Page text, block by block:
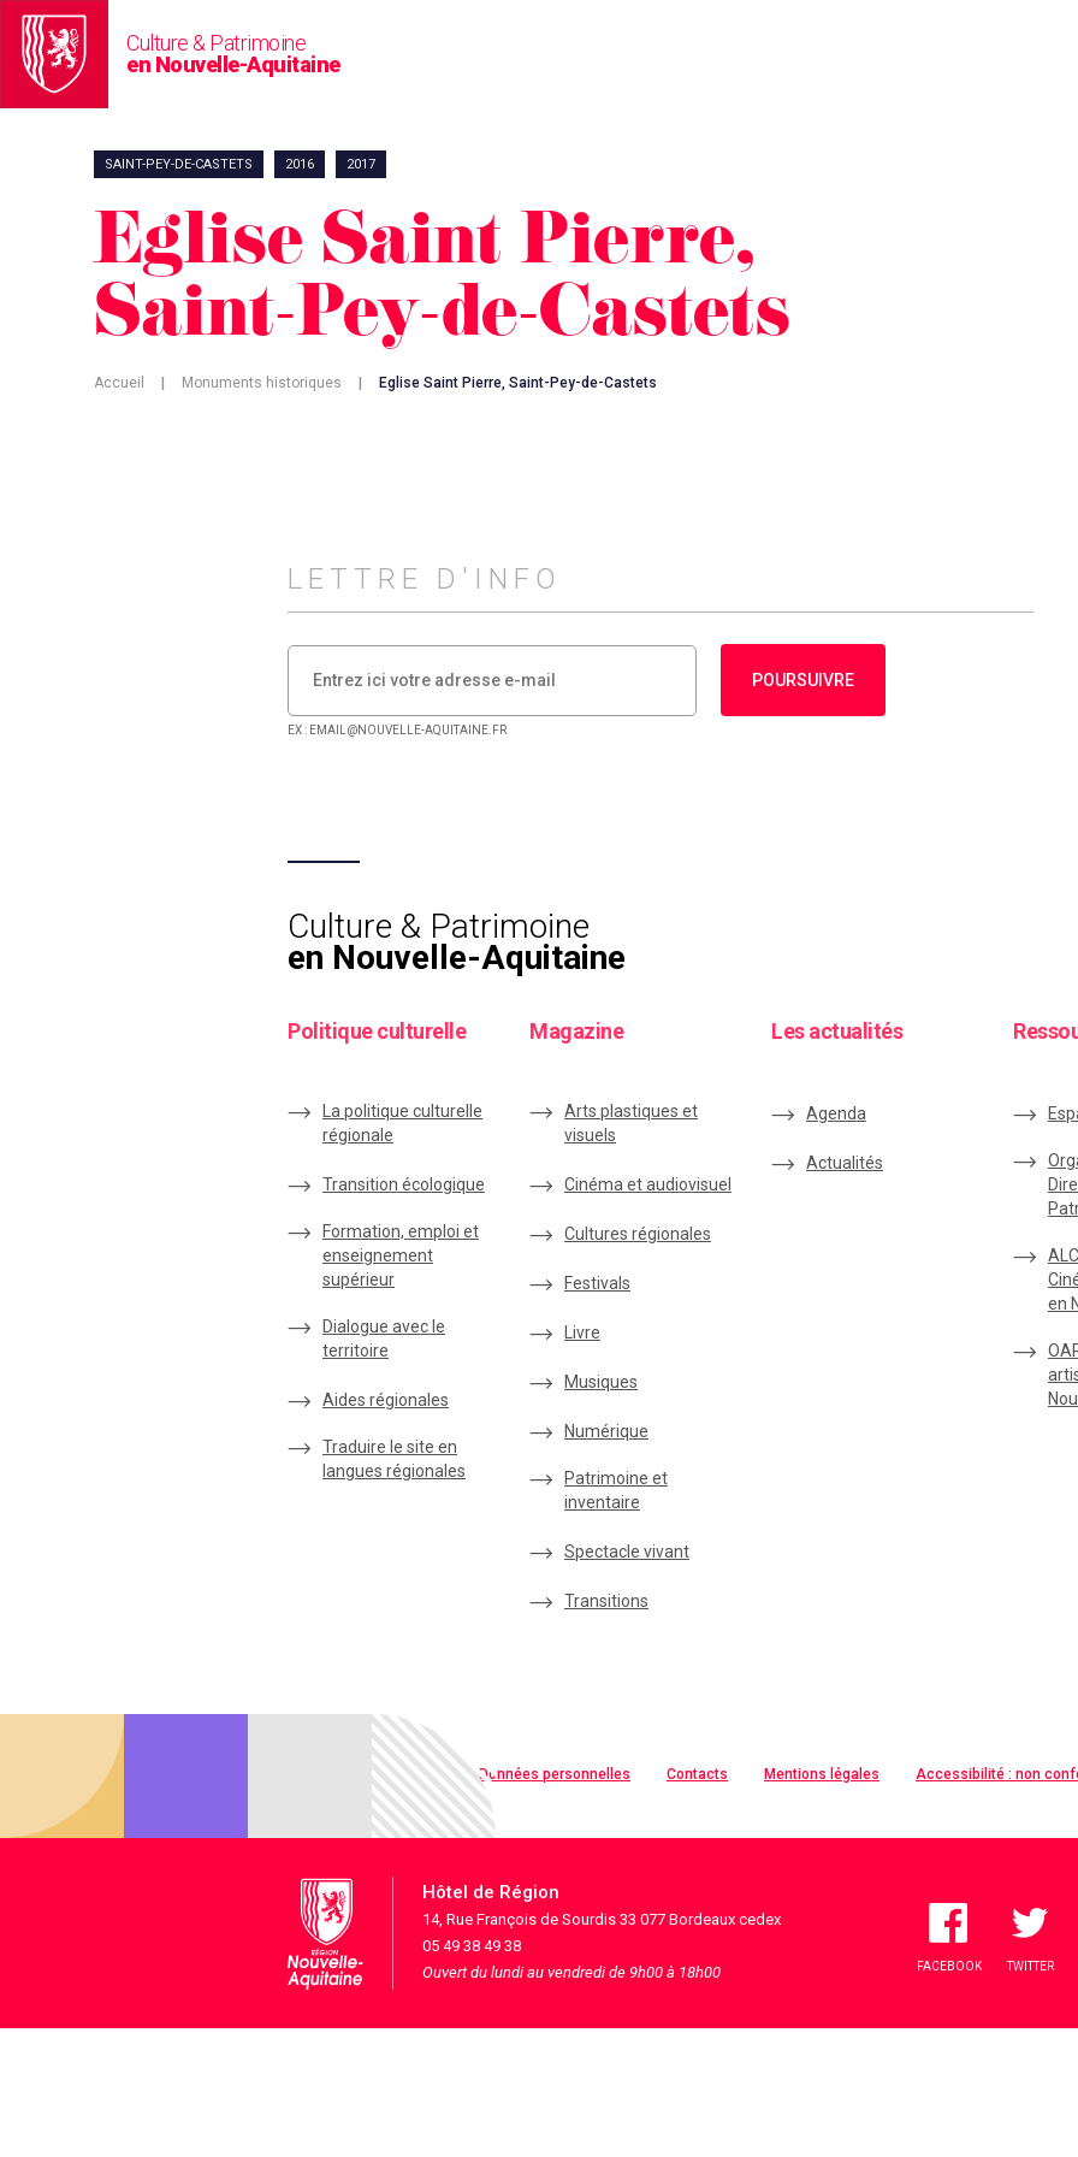
Culture & Patrimoine
en Nouvelle-Aquitaine
SAINT-PEY-DE-CASTETS 2016 2017
Eglise Saint Pierre,
Saint-Pey-de-Castets
Accueil Monuments historiques Eglise Saint Pierre, Saint-Pey-de-Castets
LETTRE D'INFO
POURSUIVRE
EX : EMAIL@NOUVELLE-AQUITAINE.FR
Culture & Patrimoine
en Nouvelle-Aquitaine
Politique culturelle
La politique culturelle
régionale
Transition écologique
Formation, emploi et
enseignement
supérieur
Dialogue avec le
territoire
Aides régionales
Traduire le site en
langues régionales
Magazine
Arts plastiques et
visuels
Cinéma et audiovisuel
Cultures régionales
Festivals
Livre
Musiques
Numérique
Patrimoine et
inventaire
Spectacle vivant
Transitions
Les actualités
Agenda
Actualités
en
Qualité web Données personnelles Contacts Mentions légales Accessibilité : non
Hôtel de Région
14, Rue François de Sourdis 33 077 Bordeaux cedex
05 49 38 49 38
Ouvert du lundi au vendredi de 9h00 à 18h00
FACEBOOK TWITTER